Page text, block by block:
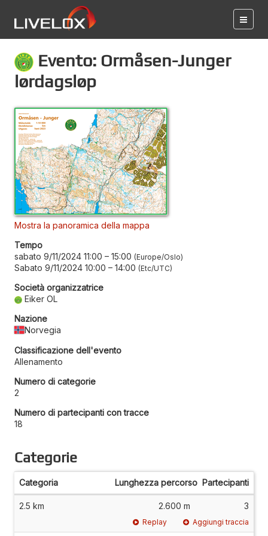
Evento: Ormåsen-Junger
lørdagsløp
Mostra la panoramica della mappa
Tempo
sabato 9/11/2024 11:00 – 15:00 Europe/Oslo
Sabato 9/11/2024 10:00 – 14:00 Etc/UTC
Società organizzatrice
Eiker OL
Nazione
Norvegia
Classificazione dell'evento
Allenamento
Numero di categorie
2
Numero di partecipanti con tracce
18
Categorie
Categoria Lunghezza percorso Partecipanti
2.5 km 2.600 m 3
Replay Aggiungi traccia